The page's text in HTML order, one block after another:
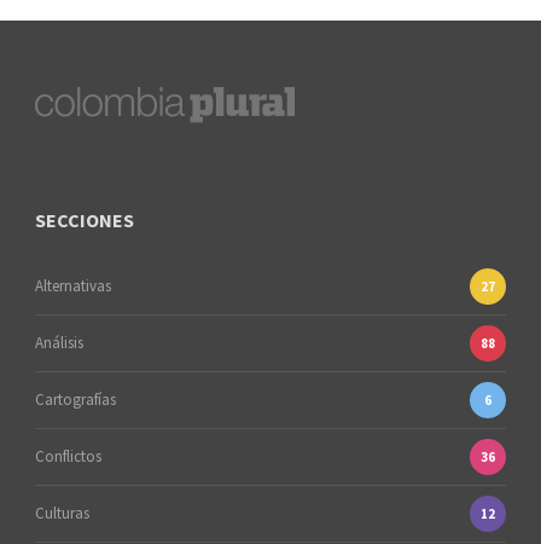
SECCIONES
Alternativas 27
Análisis 88
Cartografías 6
Conflictos 36
Culturas 12